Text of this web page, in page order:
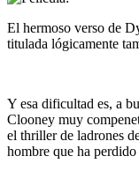
El hermoso verso de
titulada lógicamente
Y esa dificultad es, a
Clooney muy
el thriller de ladrones
hombre que ha